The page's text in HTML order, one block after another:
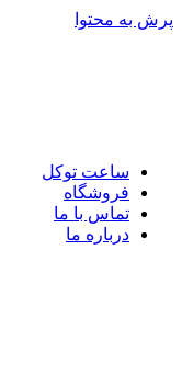
پرش به محتوا
ساعت توکل
فروشگاه
تماس با ما
درباره ما